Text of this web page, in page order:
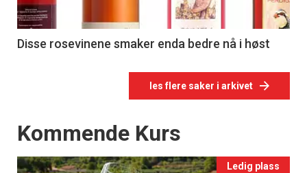
Disse rosevinene smaker enda bedre nå i høst
les flere saker i arkivet
Events
Kommende Kurs
Ledig plass